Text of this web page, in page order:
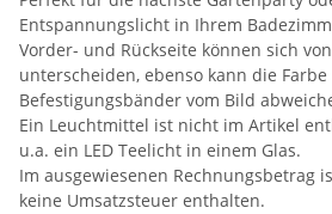
Entspannungslicht in Ihrem
Vorder- und Rückseite können sich
unterscheiden, ebenso kann die
Befestigungsbänder vom Bild
Ein Leuchtmittel ist nicht im Artikel
u.a. ein LED Teelicht in einem Glas.
Im ausgewiesenen Rechnungsbetrag
keine Umsatzsteuer enthalten.